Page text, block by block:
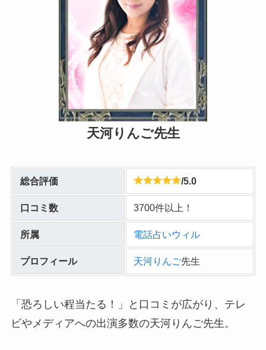
天河りんご先生
総合評価 /5.0
口コミ数 3700件以上！
所属 電話占いウィル
プロフィール 天河りんご先生
「恐ろしい程当たる！」と口コミが広がり、テレ
ビやメディアへの出演多数の天河りんご先生。